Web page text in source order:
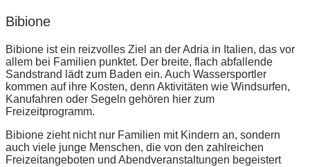
Bibione
Bibione ist ein reizvolles Ziel an der Adria in Italien, das vor
allem bei Familien punktet. Der breite, flach abfallende
Sandstrand lädt zum Baden ein. Auch Wassersportler
kommen auf ihre Kosten, denn Aktivitäten wie Windsurfen,
Kanufahren oder Segeln gehören hier zum
Freizeitprogramm.
Bibione zieht nicht nur Familien mit Kindern an, sondern
auch viele junge Menschen, die von den zahlreichen
Freizeitangeboten und Abendveranstaltungen begeistert